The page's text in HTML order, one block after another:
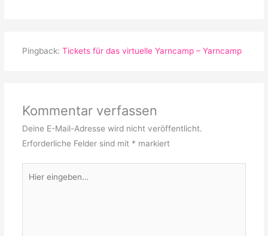
Pingback: Tickets für das virtuelle Yarncamp – Yarncamp
Kommentar verfassen
Deine E-Mail-Adresse wird nicht veröffentlicht.
Erforderliche Felder sind mit * markiert
eingeben…